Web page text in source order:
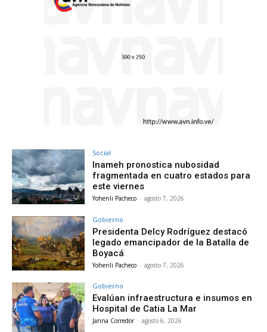
Social
Inameh pronostica nubosidad
fragmentada en cuatro estados para
este viernes
Yohenli Pacheco - agosto 7, 2026
Gobierno
Presidenta Delcy Rodríguez destacó
legado emancipador de la Batalla de
Boyacá
Yohenli Pacheco - agosto 7, 2026
Gobierno
Evalúan infraestructura e insumos en
Hospital de Catia La Mar
Janna Corredor - agosto 6, 2026